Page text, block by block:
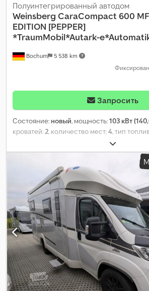
Bochum 5 538 km
Полуинтегрированный автодом
Weinsberg CaraCompact 600 MF
EDITION [PEPPER]
*TraumMobil*Autark-
Запросить
Состояние: новый, мощность:103 кВт
кроватей:2, количество мест:4, тип
, цвет:
мм, общая ширина:2 200 мм, общая
, класс
3 500 кг, собственный вес:
,
2 951 кг, максимальная
выпуска:2026, колесная база:380 мм,
бортовая кухня